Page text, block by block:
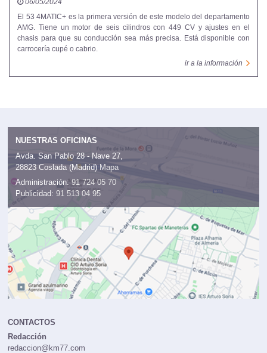
06/05/2024
El 53 4MATIC+ es la primera versión de este modelo del departamento
AMG. Tiene un motor de seis cilindros con 449 CV y ajustes en el
chasis para que su conducción sea más precisa. Está disponible con
carrocería cupé o cabrio.
ir a la información
NUESTRAS OFICINAS
Avda. San Pablo 28 - Nave 27,
28823 Coslada (Madrid) Mapa
Administración: 91 724 05 70
Publicidad: 91 513 04 95
CONTACTOS
Redacción
redaccion@km77.com